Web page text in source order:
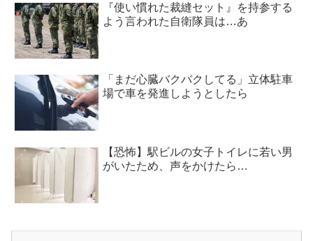
『使い慣れた裁縫セット』を持参する
よう言われた自衛隊員は…あ
「まだ心臓バクバクしてる」立体駐車
場で車を発進しようとしたら
【恐怖】駅ビルの女子トイレに若い男
がいたため、声をかけたら…